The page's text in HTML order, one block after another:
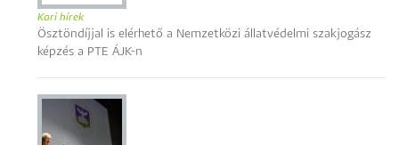
Kari hírek
Ösztöndíjjal is elérhető a Nemzetközi állatvédelmi szakjogász
képzés a PTE ÁJK-n